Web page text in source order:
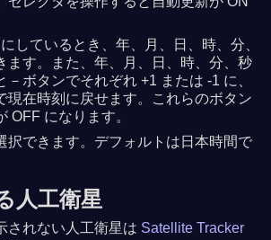
しているとき、年、月、日、時、分、
ます。また、年、月、日、時、分、秒
－ボタンでそれぞれ +1 または -1 に、
現在時刻に戻せます。これらのボタン
OFF になります。
択できます。デフォルトは日本時間で
人工衛星
されない人工衛星は Satellite Tracker